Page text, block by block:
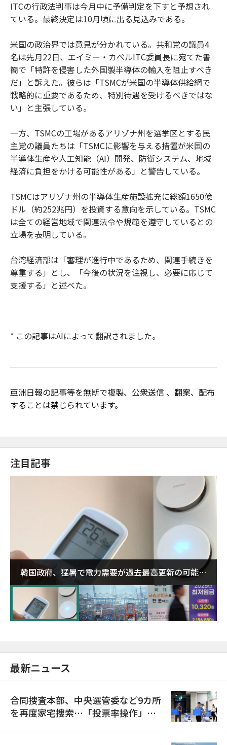
ITCの行政法判事は今月中に予備判定を下すと予想され
ている。最終決定は10月頃に出る見込みである。
米国の政治界では意見が分かれている。共和党の議員4
名は先月22日、エイミー・カペルITC委員長に宛てた書
簡で「特許を侵害した外国製半導体の輸入を阻止すべき
だ」と訴えた。彼らは「TSMCが米国の半導体供給網で
戦略的に重要であるため、特別待遇を受けるべきではな
い」と主張している。
一方、TSMCの工場があるアリゾナ州を選挙区とする民
主党の議員たちは「TSMCに影響を与える措置が米国の
半導体生産や人工知能（AI）開発、防衛システム、地域
経済に負担をかける可能性がある」と警告している。
TSMCはアリゾナ州の半導体生産施設拡充に総額1650億
ドル（約252兆円）を投資する意向を示している。TSMC
は全ての経営地域で関連法令や規範を遵守しているとの
立場を表明している。
台湾経済部は「審理が進行中であるため、関連手続きを
尊重する」とし、「今後の状況を注視し、必要に応じて
支援する」と述べた。
* この記事はAIによって翻訳されました。
亜洲日報の記事等を無断で複製、公衆送信 、翻案、配布
することは禁じられています。
注目記事
韓国政府、猛暑で電力需要が過去最高更新の可能性
に需給対応体制を点検
最新ニュース
合同捜査本部、中央選管委など9カ所
を再度家宅捜索…「投票率操作」の